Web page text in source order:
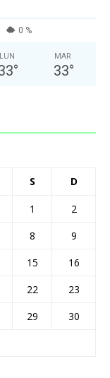
0 %
LUN
°
MAR
33°
S D
1
2
8
9
15
16
22
23
29
30